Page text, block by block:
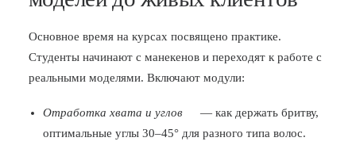
Основное время на курсах посвящено практике.
Студенты начинают с манекенов и переходят к работе с
реальными моделями. Включают модули:
Отработка хвата и углов
— как держать бритву,
оптимальные углы 30–45° для разного типа волос.